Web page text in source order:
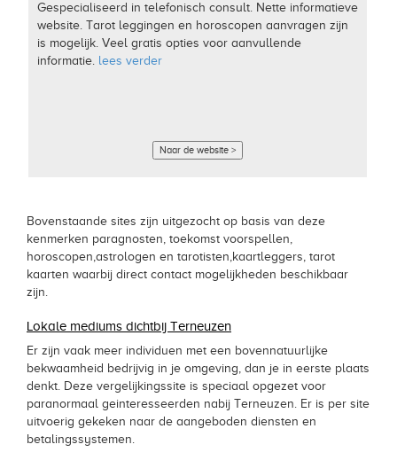
Gespecialiseerd in telefonisch consult. Nette informatieve
website. Tarot leggingen en horoscopen aanvragen zijn
is mogelijk. Veel gratis opties voor aanvullende
informatie. lees verder
Naar de website >
Bovenstaande sites zijn uitgezocht op basis van deze
kenmerken paragnosten, toekomst voorspellen,
horoscopen,astrologen en tarotisten,kaartleggers, tarot
kaarten waarbij direct contact mogelijkheden beschikbaar
zijn.
Lokale mediums dichtbij Terneuzen
Er zijn vaak meer individuen met een bovennatuurlijke
bekwaamheid bedrijvig in je omgeving, dan je in eerste plaats
denkt. Deze vergelijkingssite is speciaal opgezet voor
paranormaal geinteresseerden nabij Terneuzen. Er is per site
uitvoerig gekeken naar de aangeboden diensten en
betalingssystemen.